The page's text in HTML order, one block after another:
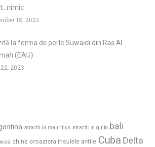
15, 2023
la ferma de perle Suwaidi din Ras Al
(EAU)
2023
atractii in mauritius atractii in quito bali
china croaziera insulele antile Cuba Delta